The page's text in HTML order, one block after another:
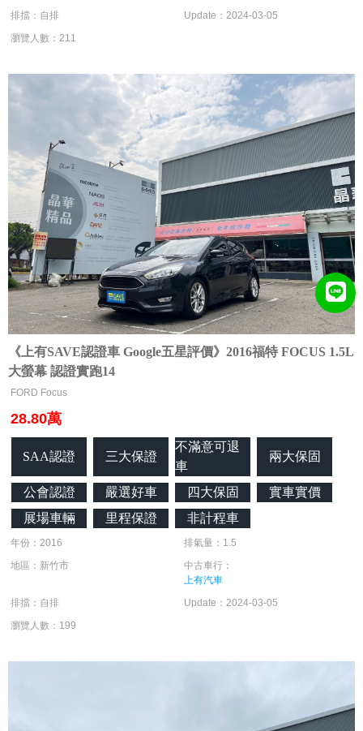
排擋：自排
Update：2024-03-05
瀏覽人數：211
《上有SAVE認證車 Google五星評價》2016福特 FOCUS 1.5L
大螢幕 認證實跑14
FORD Focus
28.80萬
SAA認證 三大保證
不滿意可退
車
兩大保固
公會認證 嚴選好車 四大保固
實車實價
展場車輛
里程保證 非計程車
年份：2016
排氣量：1.5
地區：新竹市
中古車行：
上有汽車
排擋：自排
Update：2024-03-05
瀏覽人數：199